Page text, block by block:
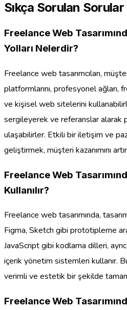
Sıkça Sorulan Sorular
Freelance Web
Yolları Nelerdir?
Freelance web tasarımcıları,
platformlarını, profesyonel ağları,
ve kişisel web sitelerini
sergileyerek ve referanslar alarak
ulaşabilirler. Etkili bir iletişim ve
geliştirmek, müşteri kazanımını
Freelance Web
Kullanılır?
Freelance web tasarımında,
Figma, Sketch gibi prototipleme
JavaScript gibi kodlama dilleri,
içerik yönetim sistemleri kullanır.
verimli ve estetik bir şekilde
Freelance Web